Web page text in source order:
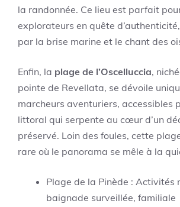
la randonnée. Ce lieu est parfait
explorateurs en quête
par la brise marine et le chant des
Enfin, la plage de l’Oscelluccia,
pointe de Revellata, se dévoile
marcheurs aventuriers, accessibles
littoral qui serpente au cœur d’un
préservé. Loin des foules, cette
rare où le panorama se mêle à la
Plage de la Pinède : Activités
baignade surveillée, familiale